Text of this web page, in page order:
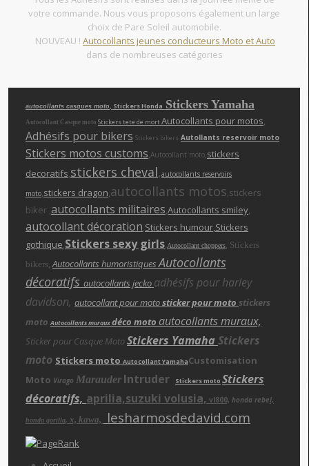
votre commande. Nous vous proposons également un large
choix de Pare Soleil automobile.
NOUVEAU ! Autocollants jeunes conducteurs Moto et Auto
dans de nombreuses catégories
autocollants casques moto, Stickers Honda Stickers Yamaha
Autocollant Casque moto Stickers tete de mortAutocollants pour motos,
Adhésifs pour bikers Stickers bikers Autollants reservoir moto
Stickers motos customs,Autocollant moto,stickers
decoratifs,stickers cheval,autocollants reservoirs
moto,stickers dragon,autocollants motos,stickers
biker ,autocollants militaires,Autocollants smiley,
autocollant décoration,Stickers humour,Stickers
gothique,Stickers sexy girls,Autocollant choppers, Stickers
bikers,Autocollants humoristiquesAutocollants
décoratifs autocollants jecko adhésifs pour harley
davidson, autocollant pour motosticker pour moto stickers
motoAutocollants murauxdéco moto autocollants muraux,
Sticker pour Casque MotoStickers Yamaha Stickers
moto Stickers moto Autocollant YamahaCustomisation
Moto Virago Marauder Intruder Stickers moto Stickers
décoratifs, aprilia,suzuki volusia, vl800, honda rebel,
honda gorilla, x, kawa, lesharmosdedavid.com